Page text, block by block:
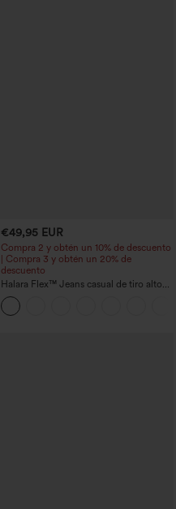
€49,95 EUR
Compra 2 y obtén un 10% de descuento
| Compra 3 y obtén un 20% de
descuento
Halara Flex™ Jeans casual de tiro alto
con control abdominal, pernera ancha y
bolsillos